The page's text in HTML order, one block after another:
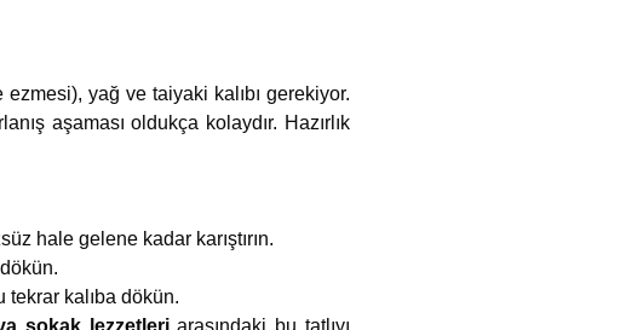
yağ ve taiyaki kalıbı gerekiyor.
aşaması oldukça kolaydır. Hazırlık
hale gelene kadar karıştırın.
tekrar kalıba dökün.
sokak lezzetleriarasındaki bu tatlıyı